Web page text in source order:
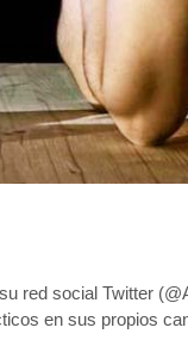
red social Twitter
en sus propios